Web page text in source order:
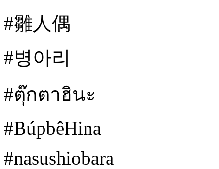
#雛人偶
#병아리
#ตุ๊กตาฮินะ
#BúpbêHina
#nasushiobara